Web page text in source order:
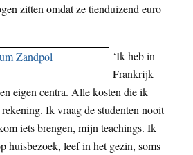
zitten omdat ze tienduizend euro
‘Ik heb in
Frankrijk
eigen centra. Alle kosten die ik
Ik vraag de studenten nooit
iets brengen, mijn teachings. Ik
huisbezoek, leef in het gezin, soms